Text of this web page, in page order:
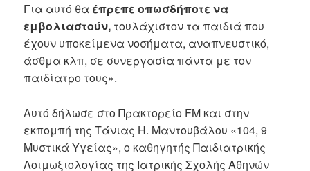
Για αυτό θα έπρεπε οπωσδήποτε να
εμβολιαστούν, τουλάχιστον τα παιδιά που
έχουν υποκείμενα νοσήματα, αναπνευστικό,
άσθμα κλπ, σε συνεργασία πάντα με τον
παιδίατρο τους».
Aυτό δήλωσε στο Πρακτορείο FM και στην
εκπομπή της Τάνιας Η. Μαντουβάλου «104, 9
Μυστικά Υγείας», ο καθηγητής Παιδιατρικής
Λοιμωξιολογίας της Ιατρικής Σχολής Αθηνών